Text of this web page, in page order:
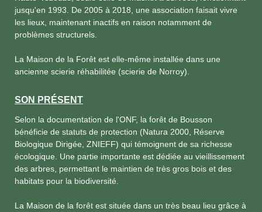
jusqu'en 1993. De 2005 à 2018, une association faisait vivre
les lieux, maintenant inactifs en raison notamment de
problèmes structurels.
La Maison de la Forêt est elle-même installée dans une
ancienne scierie réhabilitée (scierie de Norroy).
SON PRÉSENT
Selon la documentation de l'ONF, la forêt de Bousson
bénéficie de statuts de protection (Natura 2000, Réserve
Biologique Dirigée, ZNIEFF) qui témoignent de sa richesse
écologique. Une partie importante est dédiée au vieillissement
des arbres, permettant le maintien de très gros bois et des
habitats pour la biodiversité.
La Maison de la forêt est située dans un très beau lieu grâce à